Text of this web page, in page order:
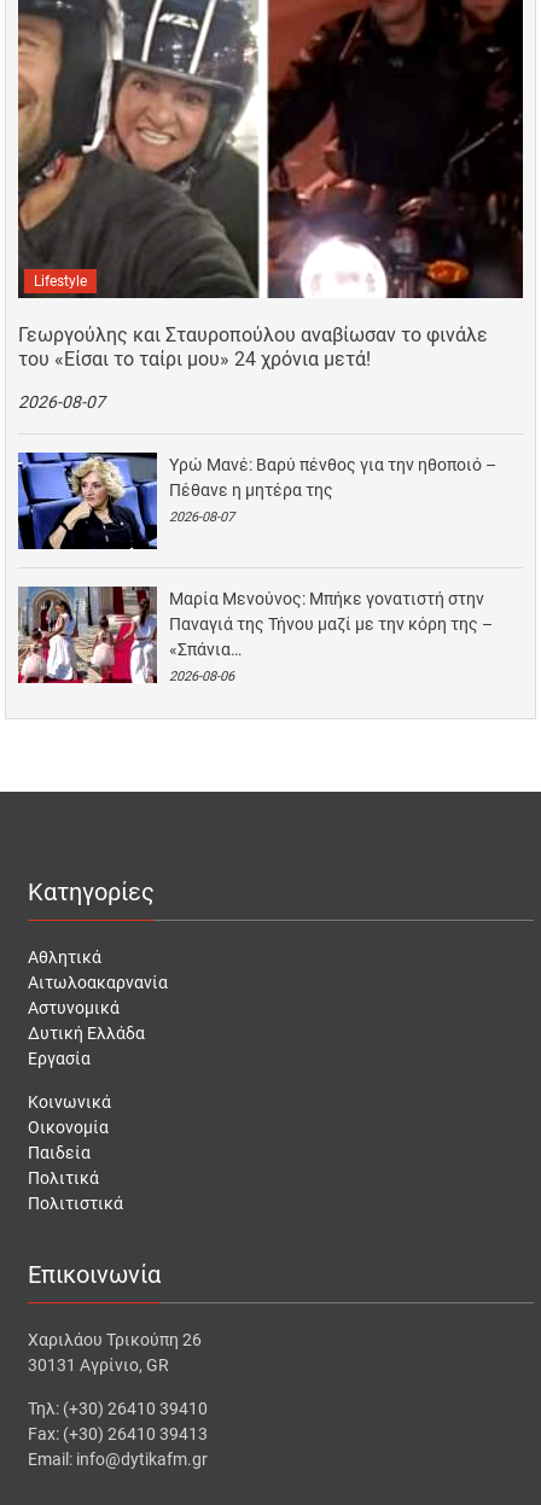
Lifestyle
Γεωργούλης και Σταυροπούλου αναβίωσαν το φινάλε
του «Είσαι το ταίρι μου» 24 χρόνια μετά!
2026-08-07
Υρώ Μανέ: Βαρύ πένθος για την ηθοποιό –
Πέθανε η μητέρα της
2026-08-07
Μαρία Μενούνος: Μπήκε γονατιστή στην
Παναγιά της Τήνου μαζί με την κόρη της –
«Σπάνια…
2026-08-06
Κατηγορίες
Αθλητικά
Αιτωλοακαρνανία
Αστυνομικά
Δυτική Ελλάδα
Εργασία
Κοινωνικά
Οικονομία
Παιδεία
Πολιτικά
Πολιτιστικά
Επικοινωνία
Χαριλάου Τρικούπη 26
30131 Αγρίνιο, GR
Τηλ: (+30) 26410 39410
Fax: (+30) 26410 39413
Email: info@dytikafm.gr